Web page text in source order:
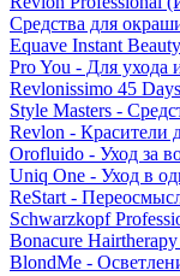
Средства для
Equave Instant
Pro You - Для ухода
Revlonissimo 45
Style Masters -
Revlon - Красители
Orofluido - Уход за
Uniq One - Уход в
ReStart -
Schwarzkopf
Bonacure
BlondMe -